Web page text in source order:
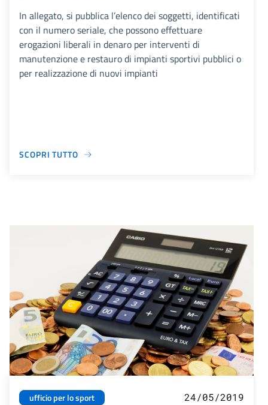
In allegato, si pubblica l’elenco dei soggetti, identificati
con il numero seriale, che possono effettuare
erogazioni liberali in denaro per interventi di
manutenzione e restauro di impianti sportivi pubblici o
per realizzazione di nuovi impianti
SCOPRI TUTTO
ufficio per lo sport 24/05/2019